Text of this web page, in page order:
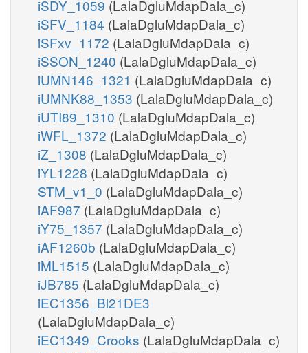
iSDY_1059 (LalaDgluMdapDala_c)
iSFV_1184 (LalaDgluMdapDala_c)
iSFxv_1172 (LalaDgluMdapDala_c)
iSSON_1240 (LalaDgluMdapDala_c)
iUMN146_1321 (LalaDgluMdapDala_c)
iUMNK88_1353 (LalaDgluMdapDala_c)
iUTI89_1310 (LalaDgluMdapDala_c)
iWFL_1372 (LalaDgluMdapDala_c)
iZ_1308 (LalaDgluMdapDala_c)
iYL1228 (LalaDgluMdapDala_c)
STM_v1_0 (LalaDgluMdapDala_c)
iAF987 (LalaDgluMdapDala_c)
iY75_1357 (LalaDgluMdapDala_c)
iAF1260b (LalaDgluMdapDala_c)
iML1515 (LalaDgluMdapDala_c)
iJB785 (LalaDgluMdapDala_c)
iEC1356_Bl21DE3
(LalaDgluMdapDala_c)
iEC1349_Crooks (LalaDgluMdapDala_c)